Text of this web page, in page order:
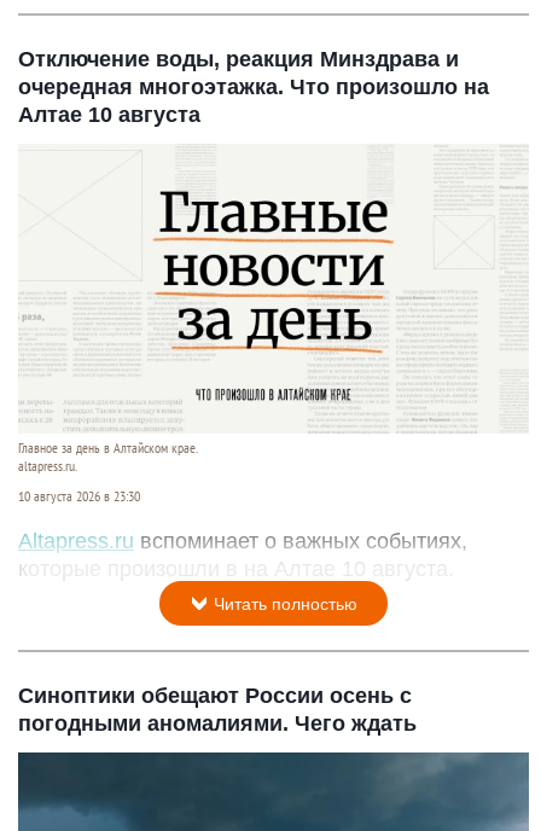
Отключение воды, реакция Минздрава и
очередная многоэтажка. Что произошло на
Алтае 10 августа
Главное за день в Алтайском крае.
altapress.ru.
10 августа 2026 в 23:30
Altapress.ru вспоминает о важных событиях,
которые произошли в на Алтае 10 августа.
Читать полностью
Синоптики обещают России осень с
погодными аномалиями. Чего ждать